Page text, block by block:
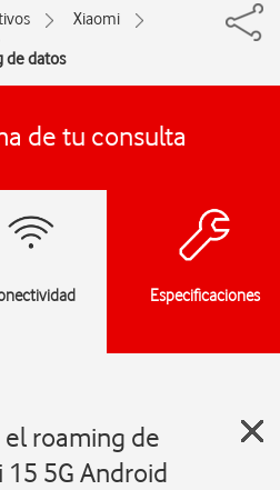
Xiaomi
de datos
de tu consulta
Especificaciones
roaming de
5G Android